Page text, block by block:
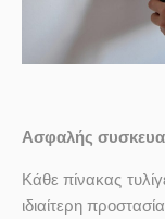
Ασφαλής
Κάθε πίνακας
ιδιαίτερη